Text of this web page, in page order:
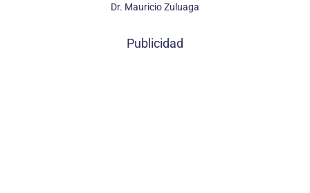
Dr. Mauricio Zuluaga
Publicidad